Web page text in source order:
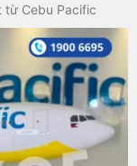
từ Cebu Pacific